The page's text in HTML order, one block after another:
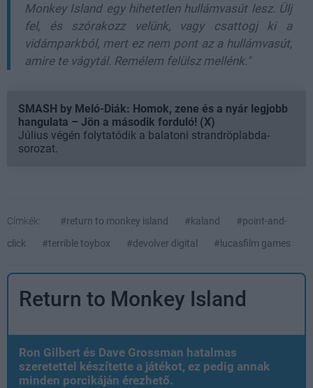
Monkey Island egy hihetetlen hullámvasút lesz. Ülj
fel, és szórakozz velünk, vagy csattogj ki a
vidámparkból, mert ez nem pont az a hullámvasút,
amire te vágytál. Remélem felülsz mellénk."
SMASH by Meló-Diák: Homok, zene és a nyár legjobb
hangulata – Jön a második forduló! (X)
Július végén folytatódik a balatoni strandröplabda-
sorozat.
Címkék: #return to monkey island #kaland
#point-and-
click
#terrible toybox #devolver digital #lucasfilm games
Return to Monkey Island
Ron Gilbert és Dave Grossman hatalmas
szeretettel készítette a játékot, ez pedig annak
minden porcikáján érezhető.